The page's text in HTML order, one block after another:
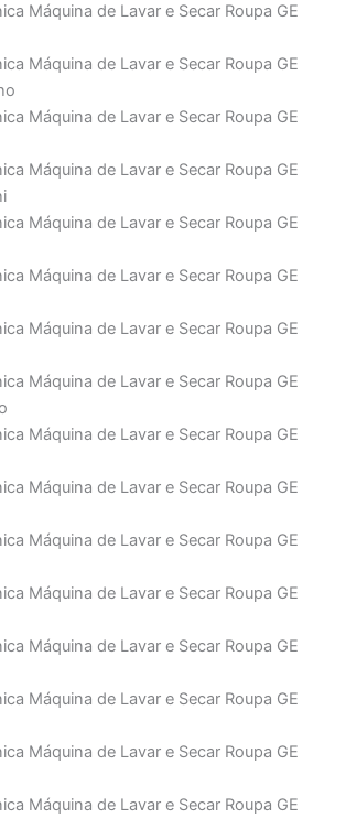
Máquina de Lavar e Secar Roupa GE
Máquina de Lavar e Secar Roupa GE
Máquina de Lavar e Secar Roupa GE
Máquina de Lavar e Secar Roupa GE
Máquina de Lavar e Secar Roupa GE
Máquina de Lavar e Secar Roupa GE
Máquina de Lavar e Secar Roupa GE
Máquina de Lavar e Secar Roupa GE
Máquina de Lavar e Secar Roupa GE
Máquina de Lavar e Secar Roupa GE
Máquina de Lavar e Secar Roupa GE
Máquina de Lavar e Secar Roupa GE
Máquina de Lavar e Secar Roupa GE
Máquina de Lavar e Secar Roupa GE
Máquina de Lavar e Secar Roupa GE
Máquina de Lavar e Secar Roupa GE